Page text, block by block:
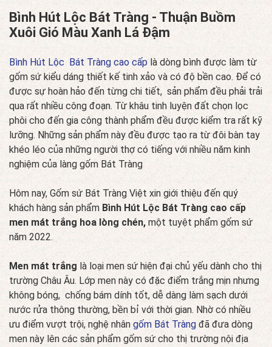
Bình Hút Lộc Bát Tràng - Thuận Buồm
Xuôi Gió Màu Xanh Lá Đậm
Bình Hút Lộc Bát Tràng cao cấp là dòng bình được làm từ
gốm sứ kiểu dáng thiết kế tinh xảo và có độ bền cao. Để có
được sự hoàn hảo đến từng chi tiết, sản phẩm đều phải trải
qua rất nhiều công đoạn. Từ khâu tinh luyện đất chọn lọc
phôi cho đến gia công thành phẩm đều được kiểm tra rất kỹ
lưỡng. Những sản phẩm này đều được tạo ra từ đôi bàn tay
khéo léo của những người thợ có tiếng với nhiều năm kinh
nghiệm của làng gốm Bát Tràng
Hôm nay, Gốm sứ Bát Tràng Việt xin giới thiệu đến quý
khách hàng sản phẩm Bình Hút Lộc Bát Tràng cao cấp
men mát trắng hoa lòng chén, một tuyệt phẩm gốm sứ
năm 2022.
Men mát trắng là loại men sứ hiện đại chủ yếu dành cho thị
trường Châu Âu. Lớp men này có đặc điểm trắng mịn nhưng
không bóng, chống bám dính tốt, dễ dàng làm sạch dưới
nước rửa thông thường, bền bỉ với thời gian. Nhờ có nhiều
ưu điểm vượt trội, nghệ nhân gốm Bát Tràng đã đưa dòng
men này lên các sản phẩm gốm sứ cho thị trường nội địa